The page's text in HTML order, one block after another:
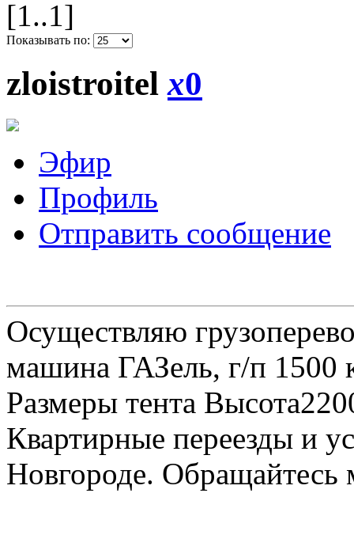
[1..1]
Показывать по:
zloistroitelx0
Эфир
Профиль
Отправить сообщение
Осуществляю
машина ГАЗель, г/п 1500
Размеры тента
Квартирные переезды и
Новгороде.